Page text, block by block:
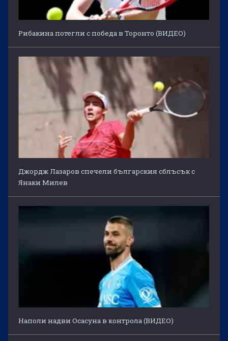
Рибакина потегли с победа в Торонто (ВИДЕО)
Джордж Лазаров спечели българския сблъсък с
Янаки Милев
Наполи надви Осасуна в контрола (ВИДЕО)